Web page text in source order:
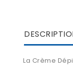
La Crème